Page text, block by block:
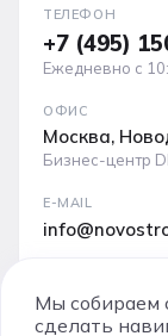
ТЕЛЕФОН
+7 (495)
Ежедневно с
ОФИС
Москва,
Бизнес-центр
E-MAIL
аудитория
Мы собираем
сделать